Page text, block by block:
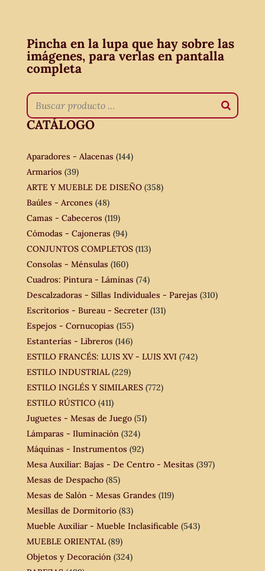
Pincha en la lupa que hay sobre las
imágenes, para verlas en pantalla
completa
CATÁLOGO
Aparadores - Alacenas (144)
Armarios (39)
ARTE Y MUEBLE DE DISEÑO (358)
Baúles - Arcones (48)
Camas - Cabeceros (119)
Cómodas - Cajoneras (94)
CONJUNTOS COMPLETOS (113)
Consolas - Ménsulas (160)
Cuadros: Pintura - Láminas (74)
Descalzadoras - Sillas Individuales - Parejas (310)
Escritorios - Bureau - Secreter (131)
Espejos - Cornucopias (155)
Estanterías - Libreros (146)
ESTILO FRANCÉS: LUIS XV - LUIS XVI (742)
ESTILO INDUSTRIAL (229)
ESTILO INGLÉS Y SIMILARES (772)
ESTILO RÚSTICO (411)
Juguetes - Mesas de Juego (51)
Lámparas - Iluminación (324)
Máquinas - Instrumentos (92)
Mesa Auxiliar: Bajas - De Centro - Mesitas (397)
Mesas de Despacho (85)
Mesas de Salón - Mesas Grandes (119)
Mesillas de Dormitorio (83)
Mueble Auxiliar - Mueble Inclasificable (543)
MUEBLE ORIENTAL (89)
Objetos y Decoración (324)